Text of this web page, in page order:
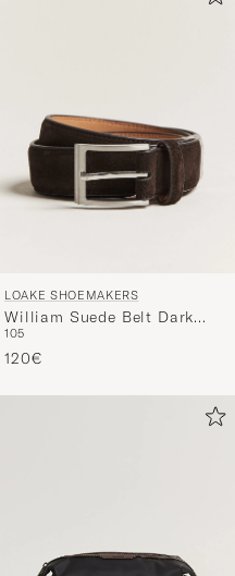
LOAKE SHOEMAKERS
William Suede Belt Dark
Brown
105
120€